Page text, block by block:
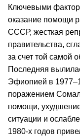
Ключевыми
оказание помощи
СССР, жесткая
правительства,
за счет той самой
Последняя
Эфиопией в
поражением
помощи,
ситуации и
1980-х годов